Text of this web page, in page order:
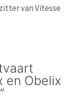
van Vitesse
en Obelix